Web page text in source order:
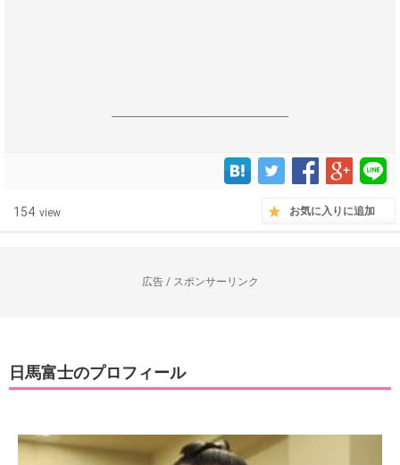
------------------------------------------------------------------
154 view お気に入りに追加
広告 / スポンサーリンク
日馬富士のプロフィール